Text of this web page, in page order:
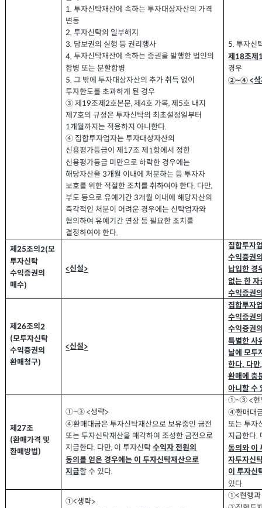
1.투자신탁재산에 속하는 투자대상자산의 가격
변동
2.투자신탁의 일부해지
3. 담보권의 실행 등 권리행사
4.투자신탁재산에 속하는 증권을 발행한 법인의
합병 또는 분할합병
5.그 밖에 투자대상자산의 추가 취득 없이
투자한도를 초과하게 된 경우
③ 제 19조제2호본문,제4호 가목,제 5호 내지
제 7호의 규정은 투자신탁의 최초설정일부터
1개월까지는 적용하지 아니한다.
④ 집합투자업자는 투자대상자산의
신용평가등급이 제 17조 제 1항에서 정한
신용평가등급 미만으로 하락한 경우에는
해당자산을3개월 이내에 처분하는 등 투자자
보호를 위한 적절한 조치를 취하여야 한다. 다만,
부도 등으로 유예기간3개월 이내에 해당자산의
즉각적인 처분이 어려운 경우에는 신탁업자와
협의하여 유예기간 연장 등 필요한 조치를
결정하여야 한다.
5.투자신
제18조제
경우
②~④ <
제25조의2(모
투자신탁
수익증권의
매수)
<신설>
집합투자
수익증권
납입한 경
없는 한
수익증권
제26조의2
(모투자신탁
수익증권의
환매청구)
<신설>
집합투자
수익증권
수익증권
특별한 사
날에 모투
한다. 다만
환매에 충
아니할 수
제27조
(환매가격 및
환매방법)
①~③<생략>
④환매대금은 투자신탁재산으로 보유중인 금전
또는 투자신탁재산을 매각하여 조성한 금전으로
지급한다. 다만, 이 투자신탁수익자 전원의
동의를 얻은 경우에는 이 투자신탁재산으로
지급할 수 있다.
①~③<현
④환매대
또는 투자
지급한다.
동의와 이
자투자신
이 투자신
있다.
①<생략>
①<현행